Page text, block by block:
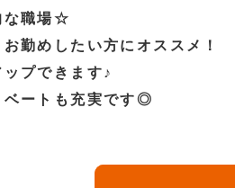
な職場☆
勤めしたい方にオススメ！
プできます♪
ベートも充実です◎